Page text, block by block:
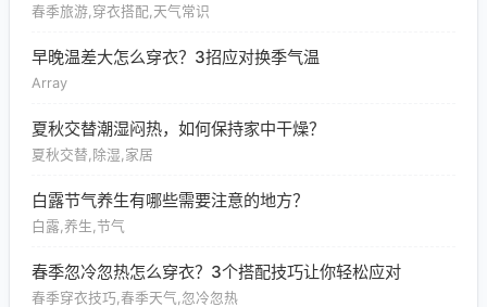
春季旅游,穿衣搭配,天气常识
早晚温差大怎么穿衣？3招应对换季气温
Array
夏秋交替潮湿闷热，如何保持家中干燥？
夏秋交替,除湿,家居
白露节气养生有哪些需要注意的地方？
白露,养生,节气
春季忽冷忽热怎么穿衣？3个搭配技巧让你轻松应对
春季穿衣技巧,春季天气,忽冷忽热